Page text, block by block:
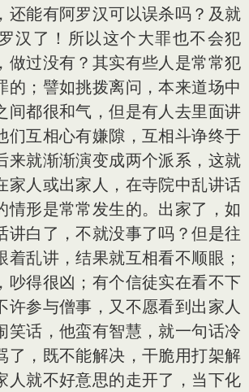
还能有阿罗汉可以误杀吗？及就
汉了！所以这个大罪也不会犯
做过没有？其实有些人是常常犯
的；譬如挑拨离问，本来道场中
间都很和气，但是有人去里面讲
们互相心有嫌隙，互相斗诤终于
来就渐渐演变成两个派系，这就
家人或出家人，在寺院中乱讲话
情形是常常发生的。出家了，如
讲白了，不就没事了吗？但是往
着乱讲，结果就互相看不顺眼；
吵得很凶；有个信徒实在看不下
许参与僧事，又不愿看到出家人
笑话，他蛮有智慧，就一句话冷
了，既不能解决，干脆用打架解
人就不好意思的走开了，当下化